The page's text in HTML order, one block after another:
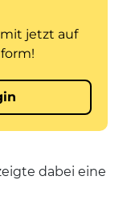
dabei eine